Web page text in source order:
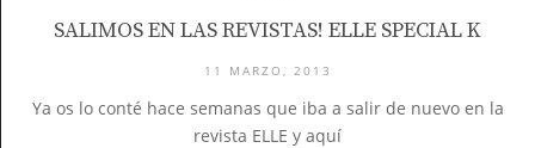
SALIMOS EN LAS REVISTAS! ELLE SPECIAL K
11 MARZO, 2013
Ya os lo conté hace semanas que iba a salir de nuevo en la
revista ELLE y aquí